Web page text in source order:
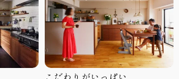
こだわりがいっぱい